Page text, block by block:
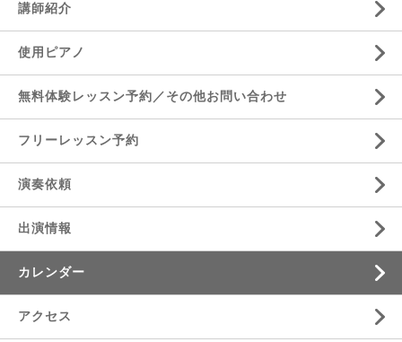
講師紹介
使用ピアノ
無料体験レッスン予約／その他お問い合わせ
フリーレッスン予約
演奏依頼
出演情報
カレンダー
アクセス